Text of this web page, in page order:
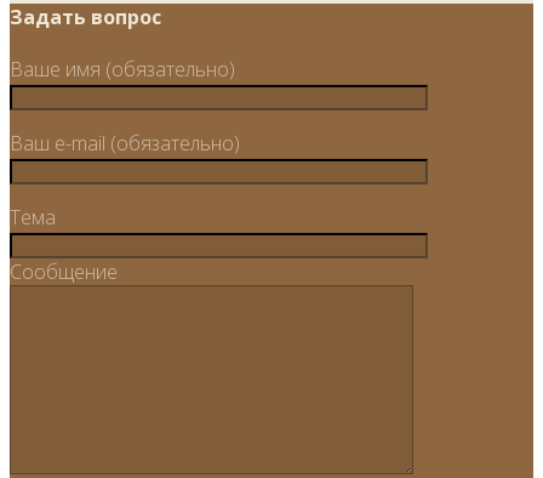
Задать вопрос
Ваше имя (обязательно)
Ваш e-mail (обязательно)
Тема
Сообщение